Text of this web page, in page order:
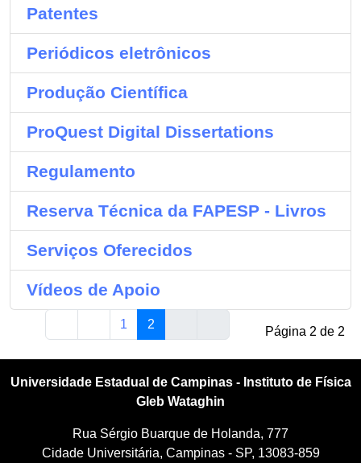
Patentes
Periódicos eletrônicos
Produção Científica
ProQuest Digital Dissertations
Regulamento
Reserva Técnica da FAPESP - Livros
Serviços Oferecidos
Vídeos de Apoio
Página 2 de 2
1 2
Universidade Estadual de Campinas - Instituto de Física
Gleb Wataghin
Rua Sérgio Buarque de Holanda, 777
Cidade Universitária, Campinas - SP, 13083-859